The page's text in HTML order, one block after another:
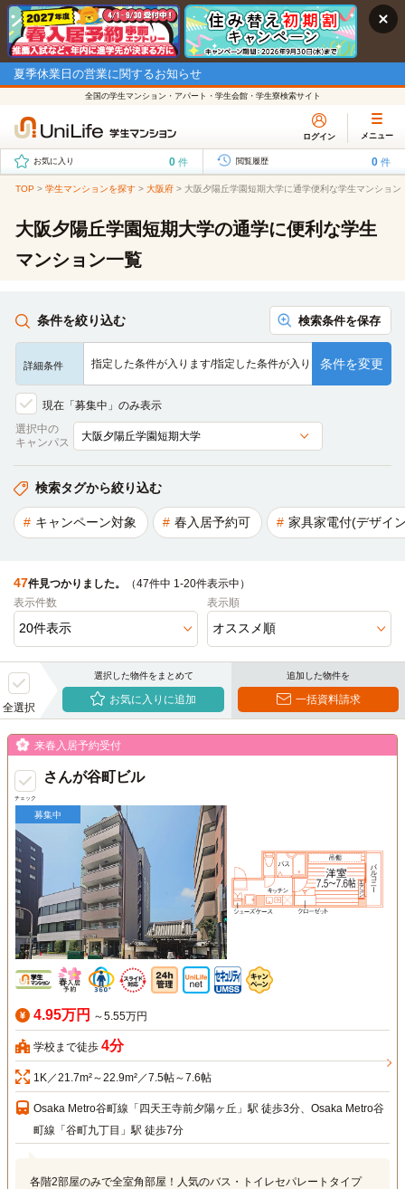
夏季休業日の営業に関するお知らせ
全国の学生マンション・アパート・学生会館・学生寮検索サイト
ログイン メニュー
お気に入り 0 件 閲覧履歴 0 件
TOP > 学生マンションを探す > 大阪府 > 大阪夕陽丘学園短期大学に通学便利な学生マンション
大阪夕陽丘学園短期大学の通学に便利な学生
マンション一覧
条件を絞り込む 検索条件を保存
詳細条件 指定した条件が入ります/指定した条件が入ります/指定した条…
条件を変更
現在「募集中」のみ表示
選択中の
キャンパス
検索タグから絞り込む
キャンペーン対象 春入居予約可 家具家電付(デザイ
47件見つかりました。
（47件中 1-20件表示中）
表示件数
表示順
全選択
選択した物件をまとめて
お気に入りに追加
追加した物件を
一括資料請求
チェック
来春入居予約受付
さんが谷町ビル
募集中
4.95万円 ～5.55万円
学校まで徒歩 4分
1K／21.7m²～22.9m²／7.5帖～7.6帖
Osaka Metro谷町線「四天王寺前夕陽ヶ丘」駅 徒歩3分、Osaka Metro谷
町線「谷町九丁目」駅 徒歩7分
各階2部屋のみで全室角部屋！人気のバス・トイレセパレートタイプ